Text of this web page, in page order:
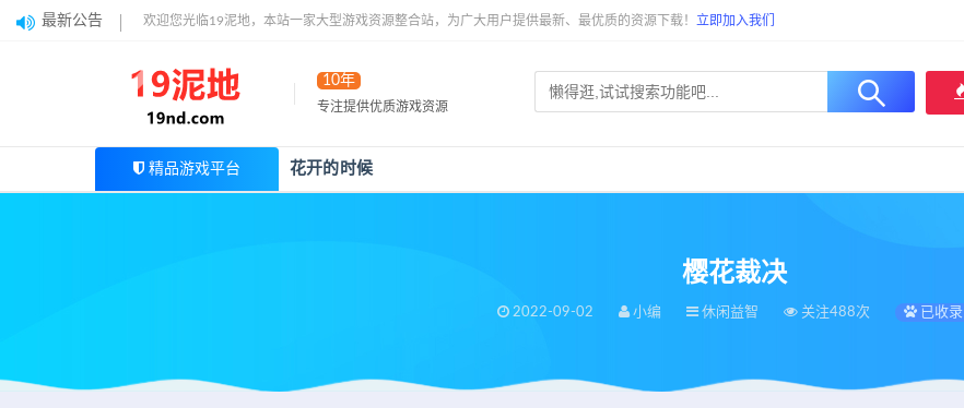
最新公告 欢迎您光临19泥地，本站一家大型游戏资源整合站，为广大用户提供最新、最优质的资源下载！ 立即加入我们
10年
专注提供优质游戏资源
精品游戏平台 花开的时候
樱花裁决
2022-09-02 小编 休闲益智 关注488次 已收录